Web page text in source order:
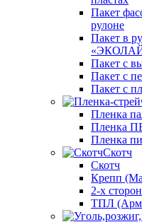
Пакет
рулоне
Пакет в
Пакет с
Пакет с
Пакет с
Пленка
Пленка
Пленка
Скотч
Скотч
Крепп
2-х
ТПЛ